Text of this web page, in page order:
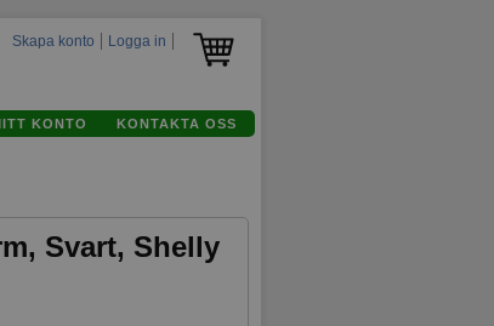
Skapa konto Logga in
KONTO KONTAKTA OSS
Svart, Shelly